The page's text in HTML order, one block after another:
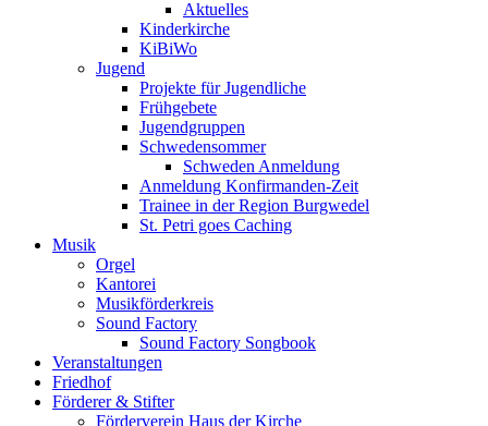
Aktuelles
Kinderkirche
KiBiWo
Jugend
Projekte für Jugendliche
Frühgebete
Jugendgruppen
Schwedensommer
Schweden Anmeldung
Anmeldung Konfirmanden-Zeit
Trainee in der Region Burgwedel
St. Petri goes Caching
Musik
Orgel
Kantorei
Musikförderkreis
Sound Factory
Sound Factory Songbook
Veranstaltungen
Friedhof
Förderer & Stifter
Förderverein Haus der Kirche